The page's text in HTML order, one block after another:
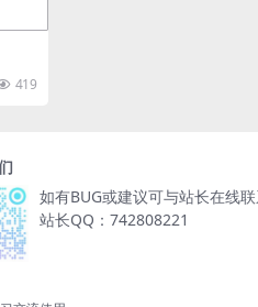
419
如有BUG或建议可与站长在线
站长QQ：742808221